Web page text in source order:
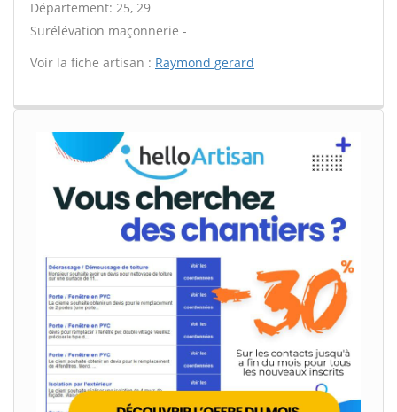
Département: 25, 29
Surélévation maçonnerie -
Voir la fiche artisan : Raymond gerard